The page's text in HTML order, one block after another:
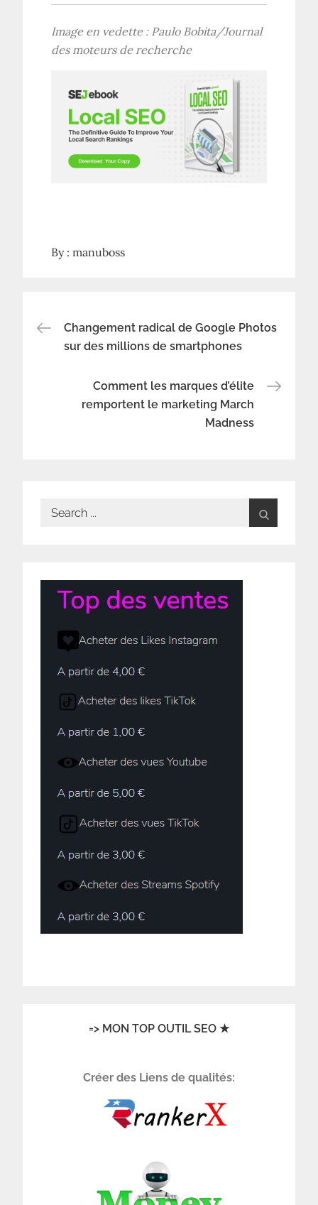
Image en vedette : Paulo Bobita/Journal
des moteurs de recherche
By :manuboss
Navigation
l’article
Changement radical de Google Photos
sur des millions de smartphones
Comment les marques d’élite
remportent le marketing March
Madness
Search
=> MON TOP OUTIL SEO ★
Créer des Liens de qualités: